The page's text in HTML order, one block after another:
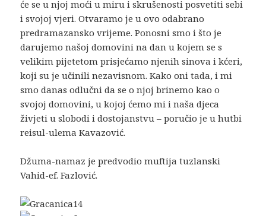
će se u njoj moći u miru i skrušenosti posvetiti sebi
i svojoj vjeri. Otvaramo je u ovo odabrano
predramazansko vrijeme. Ponosni smo i što je
darujemo našoj domovini na dan u kojem se s
velikim pijetetom prisjećamo njenih sinova i kćeri,
koji su je učinili nezavisnom. Kako oni tada, i mi
smo danas odlučni da se o njoj brinemo kao o
svojoj domovini, u kojoj ćemo mi i naša djeca
živjeti u slobodi i dostojanstvu – poručio je u hutbi
reisul-ulema Kavazović.
Džuma-namaz je predvodio muftija tuzlanski
Vahid-ef. Fazlović.